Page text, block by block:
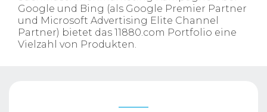
Google und Bing (als Google Premier Partner
und Microsoft Advertising Elite Channel
Partner) bietet das 11880.com Portfolio eine
Vielzahl von Produkten.